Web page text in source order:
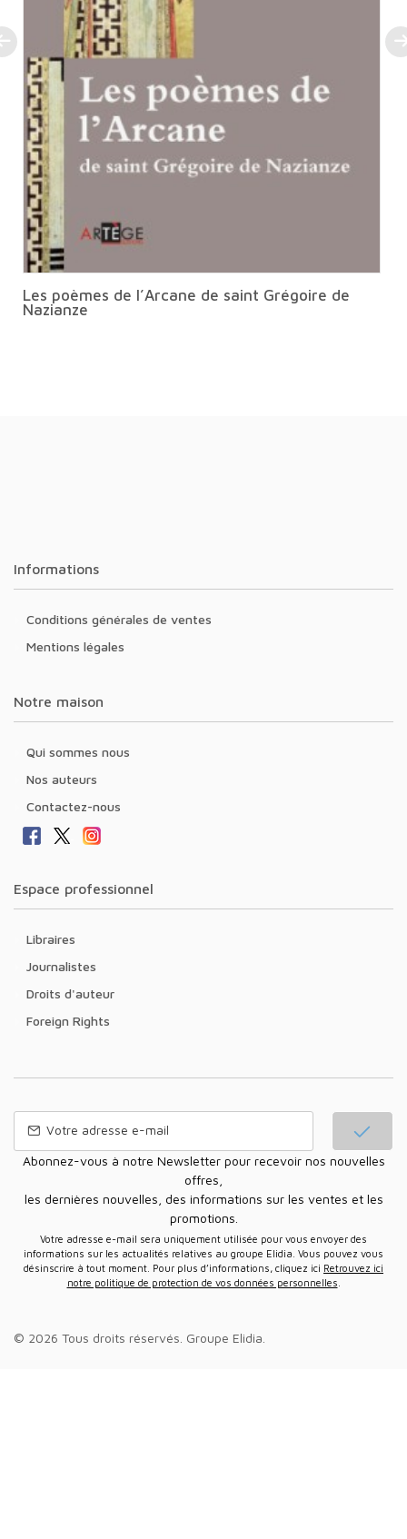
Les poèmes de l’Arcane de saint Grégoire de
Nazianze
Informations
Conditions générales de ventes
Mentions légales
Notre maison
Qui sommes nous
Nos auteurs
Contactez-nous
Espace professionnel
Libraires
Journalistes
Droits d'auteur
Foreign Rights
Abonnez-vous à notre Newsletter pour recevoir nos nouvelles
offres,
les dernières nouvelles, des informations sur les ventes et les
promotions.
Votre adresse e-mail sera uniquement utilisée pour vous envoyer des
informations sur les actualités relatives au groupe Elidia. Vous pouvez vous
désinscrire à tout moment. Pour plus d’informations, cliquez ici Retrouvez ici
notre politique de protection de vos données personnelles
© 2026 Tous droits réservés. Groupe Elidia